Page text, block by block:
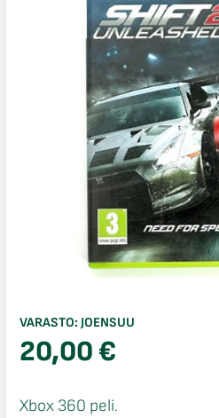
VARASTO: JOENSUU
20,00€
Xbox 360 peli.